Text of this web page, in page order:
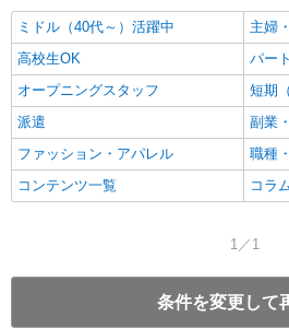
ミドル（40代～）活躍中
主婦
高校生OK
パート
オープニングスタッフ
短期
派遣
副業
ファッション・アパレル
職種
コンテンツ一覧
コラ
1／1
条件を変更して